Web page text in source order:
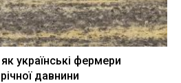
українські фермери
давнини